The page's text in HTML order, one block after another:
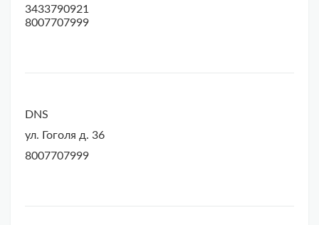
3433790921
8007707999
DNS
ул. Гоголя д. 36
8007707999